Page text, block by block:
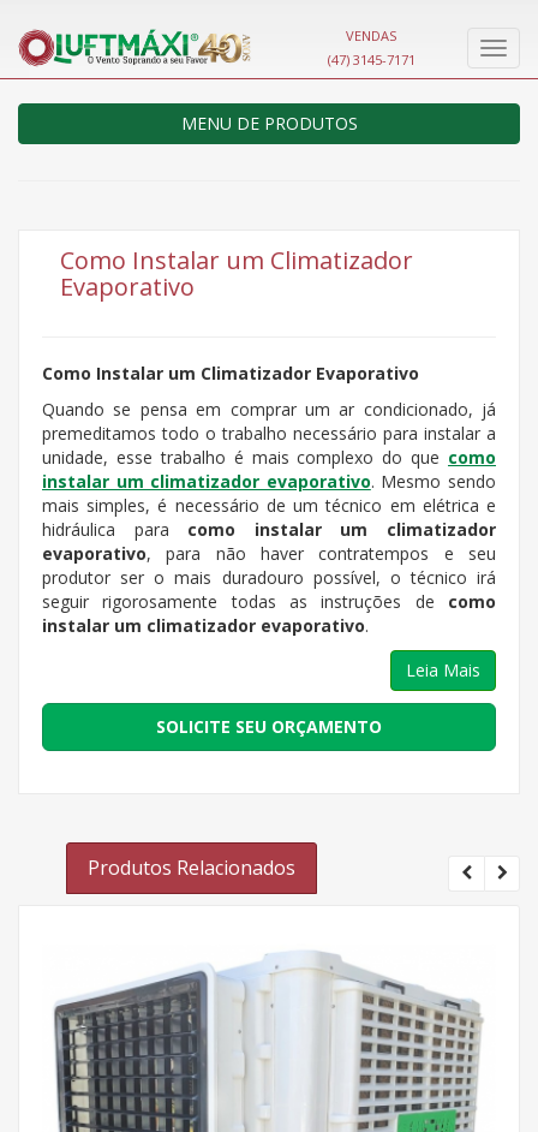
VENDAS
(47) 3145-7171
MENU DE PRODUTOS
Como Instalar um Climatizador
Evaporativo
Como Instalar um Climatizador Evaporativo
Quando se pensa em comprar um ar condicionado, já
premeditamos todo o trabalho necessário para instalar a
unidade, esse trabalho é mais complexo do que como
instalar um climatizador evaporativo. Mesmo sendo
mais simples, é necessário de um técnico em elétrica e
hidráulica para como instalar um climatizador
evaporativo, para não haver contratempos e seu
produtor ser o mais duradouro possível, o técnico irá
seguir rigorosamente todas as instruções de como
instalar um climatizador evaporativo.
Leia Mais
SOLICITE SEU ORÇAMENTO
Produtos Relacionados